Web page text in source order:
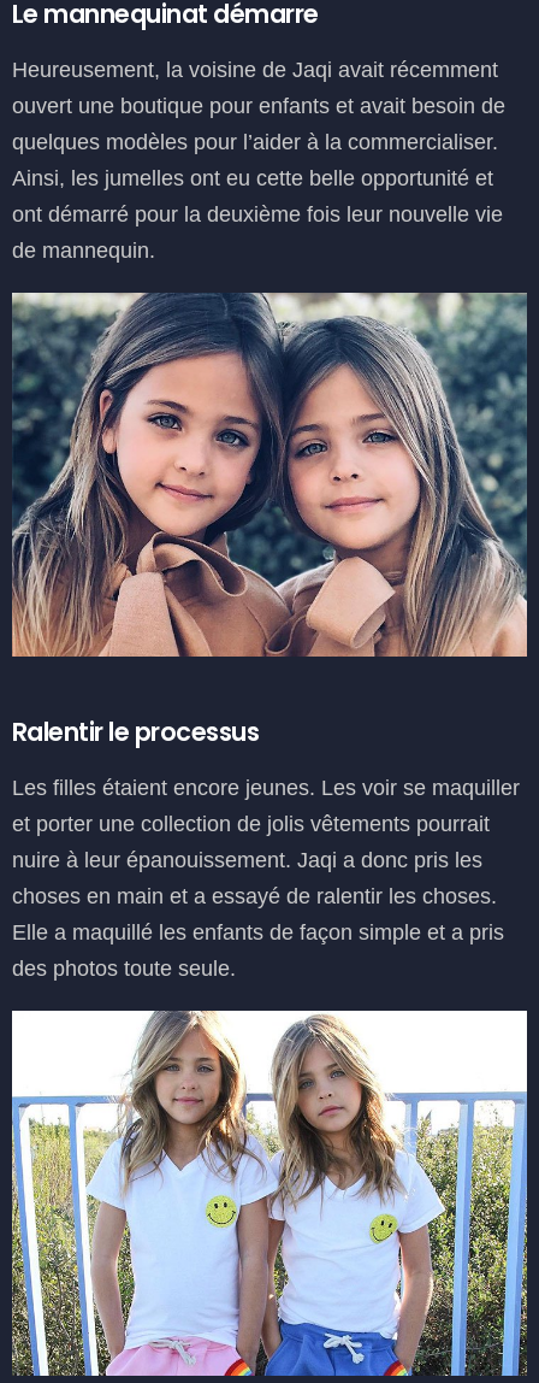
Le mannequinat démarre
Heureusement, la voisine de Jaqi avait récemment
ouvert une boutique pour enfants et avait besoin de
quelques modèles pour l’aider à la commercialiser.
Ainsi, les jumelles ont eu cette belle opportunité et
ont démarré pour la deuxième fois leur nouvelle vie
de mannequin.
Ralentir le processus
Les filles étaient encore jeunes. Les voir se maquiller
et porter une collection de jolis vêtements pourrait
nuire à leur épanouissement. Jaqi a donc pris les
choses en main et a essayé de ralentir les choses.
Elle a maquillé les enfants de façon simple et a pris
des photos toute seule.